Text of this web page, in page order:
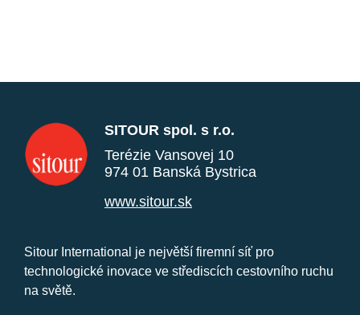
SITOUR spol. s r.o.
Terézie Vansovej 10
974 01 Banská Bystrica
www.sitour.sk
Sitour International je největší firemní síť pro
technologické inovace ve střediscích cestovního ruchu
na světě.